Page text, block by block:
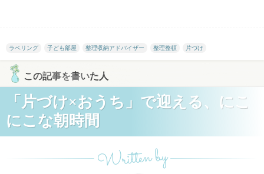
ラベリング 子ども部屋 整理収納アドバイザー 整理整頓 片づけ
この記事を書いた人
「片づけ×おうち」で迎える、にこ
にこな朝時間
Written by